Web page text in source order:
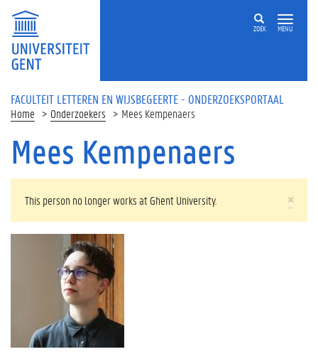
Overslaan en naar de inhoud gaan
ZOEK MENU
FACULTEIT LETTEREN EN WIJSBEGEERTE - ONDERZOEKSPORTAAL
Home Onderzoekers Mees Kempenaers
Mees Kempenaers
×
WAARSCHUWINGSBERICHT
This person no longer works at Ghent University.